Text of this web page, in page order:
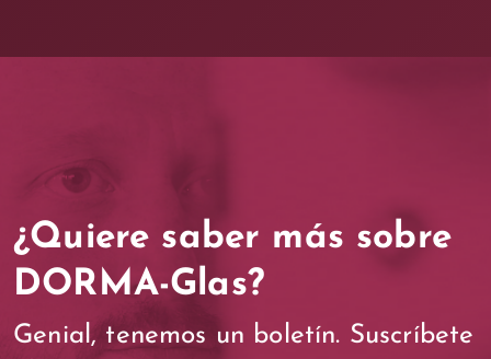
¿Quiere saber más sobre
DORMA-Glas?
Genial, tenemos un boletín. Suscríbete